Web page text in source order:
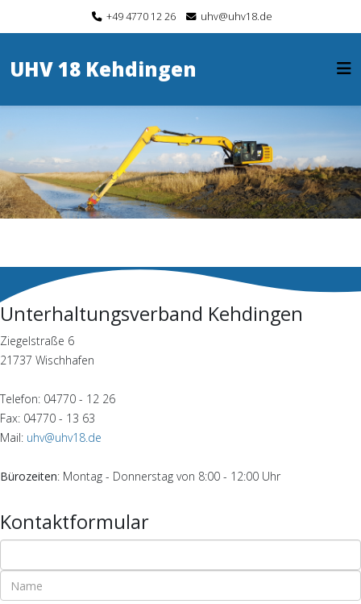
+49 4770 12 26 uhv@uhv18.de
UHV 18 Kehdingen
Unterhaltungsverband Kehdingen
Ziegelstraße 6
21737 Wischhafen
Telefon: 04770 - 12 26
Fax: 04770 - 13 63
Mail: uhv@uhv18.de
Bürozeiten: Montag - Donnerstag von 8:00 - 12:00 Uhr
Kontaktformular